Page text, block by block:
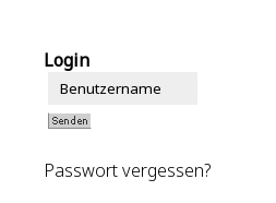
Login
Passwort vergessen?